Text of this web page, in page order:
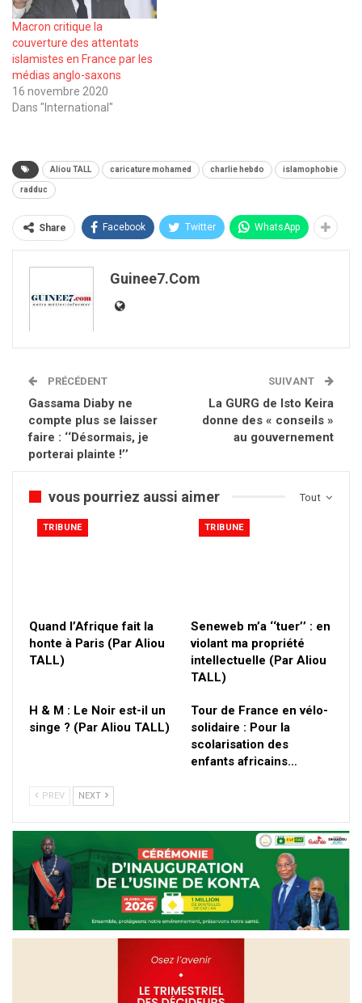
Macron critique la
couverture des attentats
islamistes en France par les
médias anglo-saxons
16 novembre 2020
Dans "International"
Aliou TALL caricature mohamed charlie hebdo islamophobie
radduc
Share Facebook Twitter WhatsApp
Guinee7.com
PRÉCÉDENT
Gassama Diaby ne
compte plus se laisser
faire : ‘‘Désormais, je
porterai plainte !’’
SUIVANT
La GURG de Isto Keira
donne des « conseils »
au gouvernement
Tout
vous pourriez aussi aimer
TRIBUNE
Quand l’Afrique fait la
honte à Paris (Par Aliou
TALL)
TRIBUNE
Seneweb m’a ‘‘tuer’’ : en
violant ma propriété
intellectuelle (Par Aliou
TALL)
H & M : Le Noir est-il un
singe ? (Par Aliou TALL)
Tour de France en vélo-
solidaire : Pour la
scolarisation des
enfants africains…
PREV NEXT